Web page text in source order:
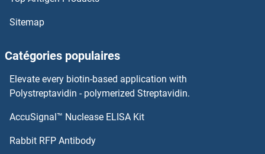
LBP Kits ELISA
Sitemap
Catégories populaires
Elevate every biotin-based application with
Polystreptavidin - polymerized Streptavidin.
AccuSignal™ Nuclease ELISA Kit
Rabbit RFP Antibody